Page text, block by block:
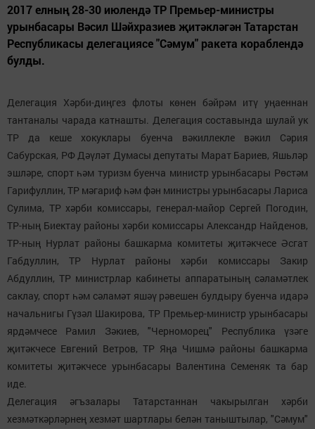
2017 елның 28-30 июлендә ТР Премьер-министры
урынбасары Вәсил Шәйхразиев җитәкләгән Татарстан
Республикасы делегациясе "Сәмум" ракета кораблендә
булды.
Делегация Хәрби-диңгез флоты көнен бәйрәм итү уңаеннан
тантаналы чарада катнашты. Делегация составында шулай ук
ТР да кеше хокуклары буенча вәкиллекле вәкил Сәрия
Сабурская, РФ Дәүләт Думасы депутаты Марат Бариев, Яшьләр
эшләре, спорт һәм туризм буенча министр урынбасары Рөстәм
Гарифуллин, ТР мәгариф һәм фән министры урынбасары Лариса
Сулима, ТР хәрби комиссары, генерал-майор Сергей Погодин,
ТР-ның Биектау районы хәрби комиссары Александр Найденов,
ТР-ның Нурлат районы башкарма комитеты җитәкчесе Әсгат
Габдуллин, ТР Нурлат районы хәрби комиссары Закир
Абдуллин, ТР министрлар кабинеты аппаратының сәламәтлек
саклау, спорт һәм сәламәт яшәү рәвешен булдыру буенча идарә
начальнигы Гүзәл Шакирова, ТР Премьер-министр урынбасары
ярдәмчесе Рамил Зәкиев, "Черноморец" Республика үзәге
җитәкчесе Евгений Ветров, ТР Яңа Чишмә районы башкарма
комитеты җитәкчесе урынбасары Валентина Семеняк та бар
иде.
Делегация әгъзалары Татарстаннан чакырылган хәрби
хезмәткәрләрнең хезмәт шартлары белән таныштылар, "Сәмум"